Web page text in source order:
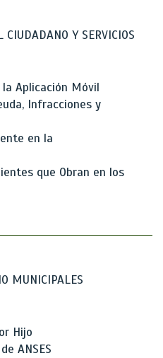
CIUDADANO Y SERVICIOS
Aplicación Móvil
Infracciones y
en la
que Obran en los
MUNICIPALES
Hijo
ANSES